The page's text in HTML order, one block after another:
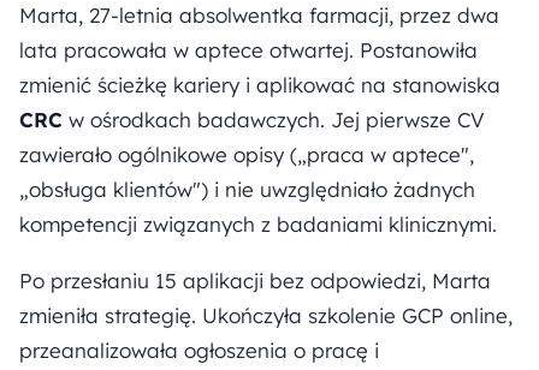
Marta, 27-letnia absolwentka farmacji, przez dwa
lata pracowała w aptece otwartej. Postanowiła
zmienić ścieżkę kariery i aplikować na stanowiska
CRC w ośrodkach badawczych. Jej pierwsze CV
zawierało ogólnikowe opisy („praca w aptece",
„obsługa klientów") i nie uwzględniało żadnych
kompetencji związanych z badaniami klinicznymi.
Po przesłaniu 15 aplikacji bez odpowiedzi, Marta
zmieniła strategię. Ukończyła szkolenie GCP online,
przeanalizowała ogłoszenia o pracę i